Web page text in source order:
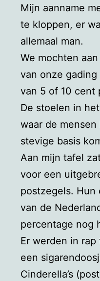
Mijn aanname
te kloppen, er
allemaal man.
We mochten
van onze
van 5 of 10 cent
De stoelen in
waar de
stevige basis
Aan mijn tafel
voor een
postzegels. Hun
van de
percentage nog
Er werden in
een
Cinderella’s